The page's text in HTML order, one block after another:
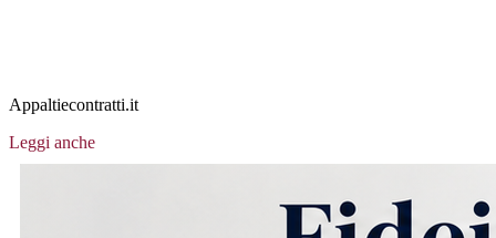
Appaltiecontratti.it
Leggi anche